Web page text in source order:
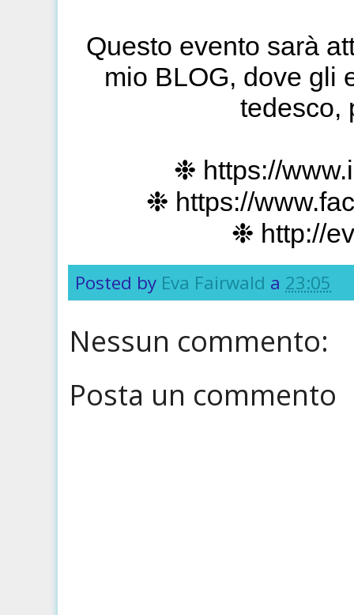
Questo evento sarà
mio BLOG, dove gli
tedesco,
❉ https://
❉ https://
❉ http://
Posted by Eva Fairwald a 23:05
Nessun commento:
Posta un commento